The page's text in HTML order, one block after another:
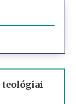
teológiai